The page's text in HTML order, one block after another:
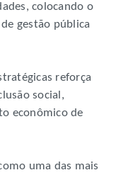
colocando o
gestão pública
reforça
social,
econômico de
uma das mais